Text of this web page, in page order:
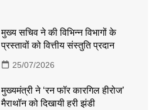
मुख्य सचिव ने की विभिन्न विभागों के
प्रस्तावों को वित्तीय संस्तुति प्रदान
25/07/2026
मुख्यमंत्री ने ‘रन फॉर कारगिल हीरोज’
मैराथॉन को दिखायी हरी झंडी